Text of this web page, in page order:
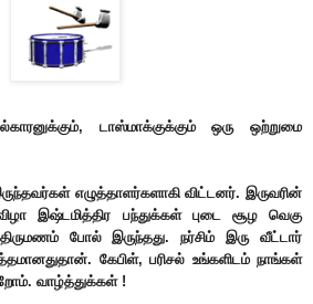
டாஸ்மாக்குக்கும் ஒரு ஒற்றுமை
எழுத்தாளர்களாகி விட்டனர். இருவரின்
இஷ்டமித்திர பந்துக்கள் புடை சூழ வெகு
போல் இருந்தது. நர்சிம் இரு வீட்டார்
கேபிள், பரிசல் உங்களிடம் நாங்கள்
வாழ்த்துக்கள் !